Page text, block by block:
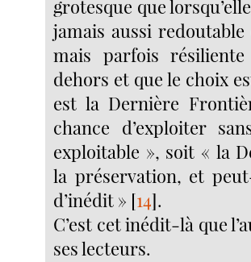
grotesque que
jamais aussi
mais parfois résiliente
dehors et que le choix
est la Dernière
chance d’exploiter
exploitable », soit « la
la préservation, et
d’inédit » [14].
C’est cet inédit-là que
ses lecteurs.